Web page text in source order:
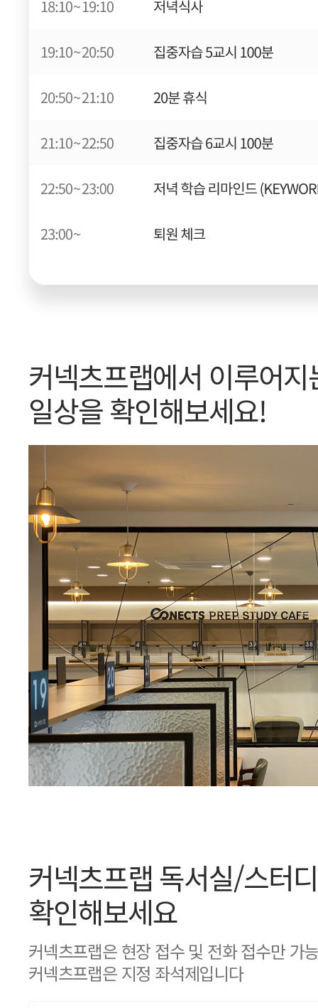
커넥츠프랩에서 이루어지
일상을 확인해보세요!
커넥츠프랩 독서실/스터
확인해보세요
커넥츠프랩은 현장 접수 및 전화 접수만 가
커넥츠프랩은 지정 좌석제입니다